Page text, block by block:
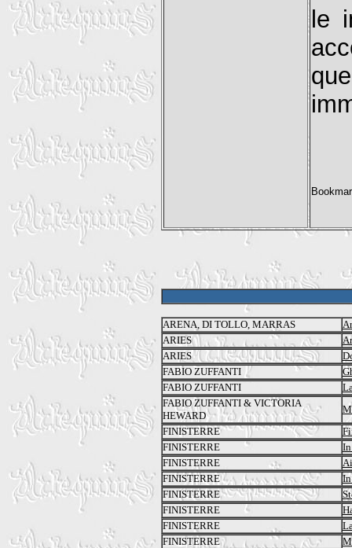
le
ARENA, DI TOLLO, MARRAS
ARIES
ARIES
FABIO ZUFFANTI
FABIO ZUFFANTI
FABIO ZUFFANTI & VICTORIA
HEWARD
FINISTERRE
FINISTERRE
FINISTERRE
FINISTERRE
FINISTERRE
FINISTERRE
FINISTERRE
FINISTERRE